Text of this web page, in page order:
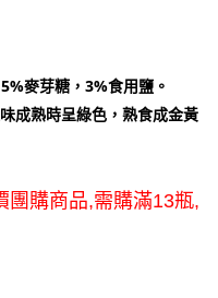
麥芽糖，3%食用鹽。
成熟時呈綠色，熟食成金黃
團購商品,需購滿13瓶,